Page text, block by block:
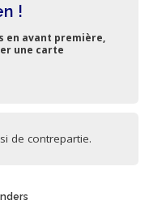
!
en avant première,
une carte
de contrepartie.